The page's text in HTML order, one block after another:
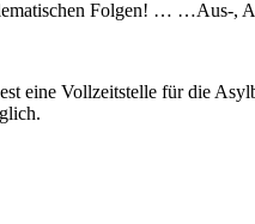
Folgen! … …Aus-,
eine Vollzeitstelle für die